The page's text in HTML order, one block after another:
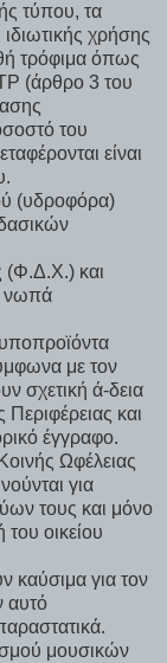
τύπου, τα
χρήσης
τρόφιμα όπως
(άρθρο 3 του
του
είναι
(υδροφόρα)
(Φ.Δ.Χ.) και
νωπά
με τον
σχετική ά-δεια
Περιφέρειας και
έγγραφο.
Ωφέλειας
για
τους και μόνο
οικείου
καύσιμα για τον
αυτό
μουσικών